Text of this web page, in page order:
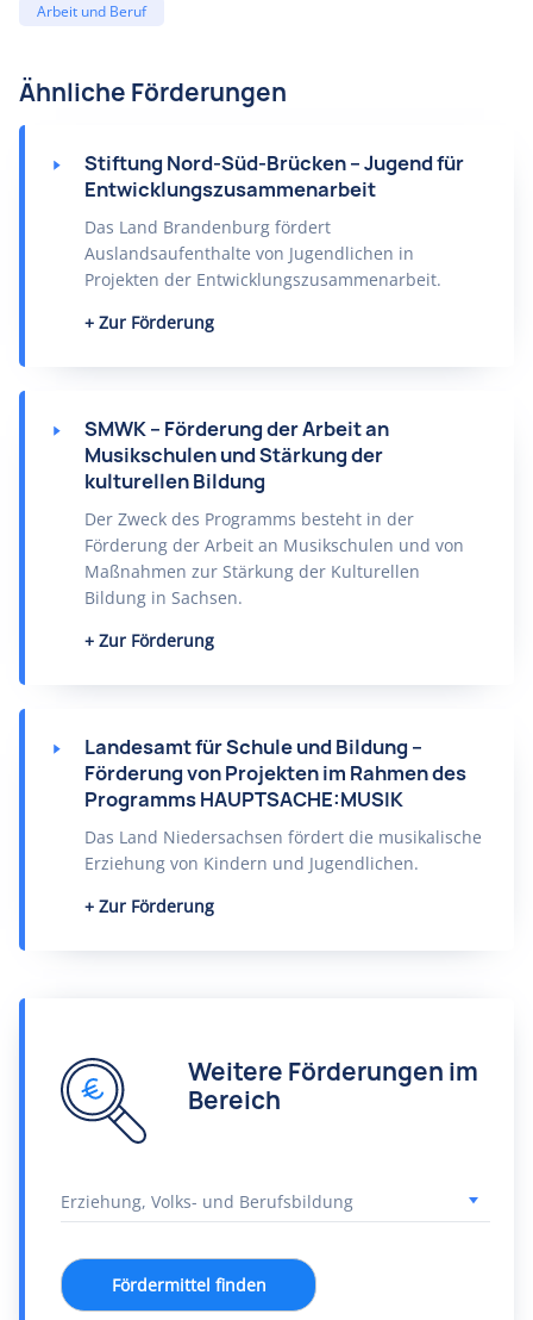
Arbeit und Beruf
Ähnliche Förderungen
Stiftung Nord-Süd-Brücken – Jugend für
Entwicklungszusammenarbeit
Das Land Brandenburg fördert
Auslandsaufenthalte von Jugendlichen in
Projekten der Entwicklungszusammenarbeit.
Zur Förderung
SMWK – Förderung der Arbeit an
Musikschulen und Stärkung der
kulturellen Bildung
Der Zweck des Programms besteht in der
Förderung der Arbeit an Musikschulen und von
Maßnahmen zur Stärkung der Kulturellen
Bildung in Sachsen.
Zur Förderung
Landesamt für Schule und Bildung –
Förderung von Projekten im Rahmen des
Programms HAUPTSACHE:MUSIK
Das Land Niedersachsen fördert die musikalische
Erziehung von Kindern und Jugendlichen.
Zur Förderung
Weitere Förderungen im
Bereich
Fördermittel finden